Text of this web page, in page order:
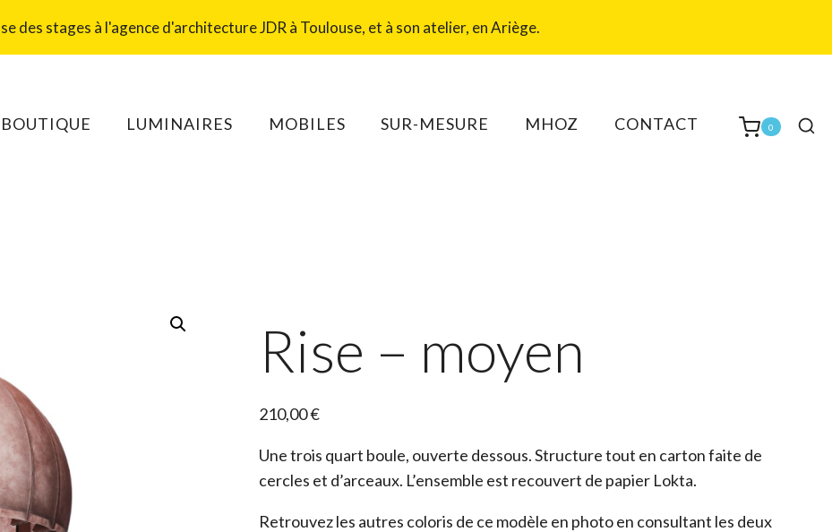
des stages à l'agence d'architecture JDR à Toulouse, et à son atelier, en Ariège.
BOUTIQUE LUMINAIRES MOBILES SUR-MESURE MHOZ CONTACT 0
Rise – moyen
210,00€
Une trois quart boule, ouverte dessous. Structure tout en carton faite de
cercles et d’arceaux. L’ensemble est recouvert de papier Lokta.
Retrouvez les autres coloris de ce modèle en photo en consultant les deux